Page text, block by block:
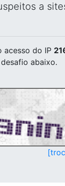
a
acesso do IP
abaixo.